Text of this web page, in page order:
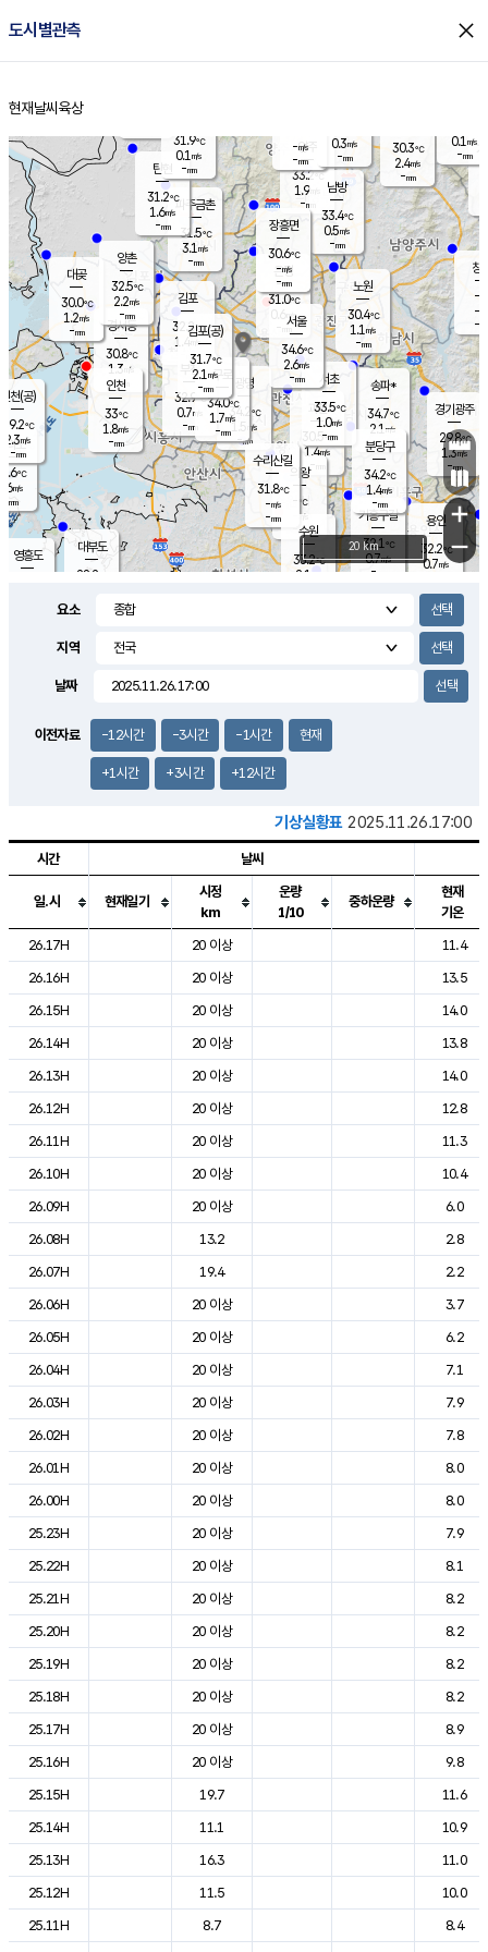
도시별관측 close
홈
현재날씨 육상
의도
℃
m/s
mm
영흥도
양주
33.2℃
1.9
-mm
과천
30.5℃
1.4m/s
- mm
용인
32.2℃
0.7m/s
경기광주
29.8℃
1.3m/s
-mm
2.4m/s
대부도
28.2
경서동
30.8℃
1.3 m/s
-mm
파주금촌
31.5℃
3.1 m/s
-mm
30.3℃
2.4m/s
-mm
대곶
30.0℃
1.2m/s
-mm
창
-
-m/
-
탄현
31.2℃
1.6m/s
-mm
0.1 m/s
-mm
의왕
- ℃
m/s
mm
김포
32.2℃
1.4 m/s
mm
광명
34.2 ℃
1.5 m/s
-mm
부천
32.9℃
0.7m/s
-mm
양촌
32.5℃
2.2m/s
-mm
구로
34.0℃
1.7m/s
-mm
은평
31.0℃
0.6 m/s
- mm
노원
30.4℃
1.1 m/s
-mm
송파*
34.7℃
2.1 m/s
-mm
서초
33.5℃
1.0m/s
-mm
남방
33.4℃
0.5m/s
-mm
기흥구갈
32.1℃
0.7m/s
-
수리산길
31.8℃
-m/s
-mm
분당구
34.2℃
1.4m/s
-mm
장흥면
30.6℃
-m/s
-mm
-m/s
-mm
인천(공)
29.2℃
2.3m/s
-mm
김포(공)
31.7℃
2.1 m/s
-mm
수원
33.2℃
2.1 m/s
인천
33℃
1.8m/s
-mm
서울
34.6℃
2.6m/s
-mm
31.9℃
0.1 m/s
-mm
0.3m/s
-mm
+
−
20 km
요소
지역
날짜
이전자료 -12시간 -3시간 -1시간 현재
+1시간 +3시간 +12시간
기상실황표 2025.11.26.17:00
도시별 기상실황표로 지점, 날씨, 기온, 강수, 바람, 기압등을 안내한 표입
시간 날씨
일.시 현재일기
시정
km
운량
1/10
중하운량
현재
기온
26.17H
20 이상
11.4
26.16H
20 이상
13.5
26.15H
20 이상
14.0
26.14H
20 이상
13.8
26.13H
20 이상
14.0
26.12H
20 이상
12.8
26.11H
20 이상
11.3
26.10H
20 이상
10.4
26.09H
20 이상
6.0
26.08H
13.2
2.8
26.07H
19.4
2.2
26.06H
20 이상
3.7
26.05H
20 이상
6.2
26.04H
20 이상
7.1
26.03H
20 이상
7.9
26.02H
20 이상
7.8
26.01H
20 이상
8.0
26.00H
20 이상
8.0
25.23H
20 이상
7.9
25.22H
20 이상
8.1
25.21H
20 이상
8.2
25.20H
20 이상
8.2
25.19H
20 이상
8.2
25.18H
20 이상
8.2
25.17H
20 이상
8.9
25.16H
20 이상
9.8
25.15H
19.7
11.6
25.14H
11.1
10.9
25.13H
16.3
11.0
25.12H
11.5
10.0
25.11H
8.7
8.4